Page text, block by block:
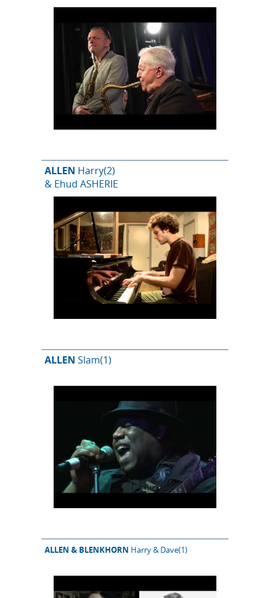
ALLEN Harry(2)
& Ehud ASHERIE
ALLEN Slam(1)
ALLEN & BLENKHORN Harry & Dave(1)